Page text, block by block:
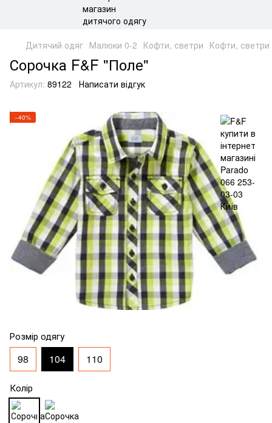
Дитячий одяг Малюки 0-2 Кофти, светри Кофти, светри
Сорочка F&F "Поле"
Артикул: 89122 Написати відгук
−40%
Розмір одягу
98 104 110
Колір